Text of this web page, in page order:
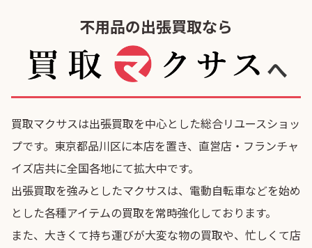
不用品の出張買取なら
へ
買取マクサスは出張買取を中心とした総合リユースショッ
プです。東京都品川区に本店を置き、直営店・フランチャ
イズ店共に全国各地にて拡大中です。
出張買取を強みとしたマクサスは、電動自転車などを始め
とした各種アイテムの買取を常時強化しております。
また、大きくて持ち運びが大変な物の買取や、忙しくて店